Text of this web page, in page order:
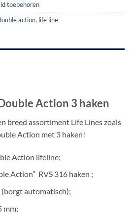
toebehoren
action, life line
Action 3 haken
breed assortiment Life Lines zoals
Action met 3 haken!
Action lifeline;
Action” RVS 316 haken ;
(borgt automatisch);
mm;